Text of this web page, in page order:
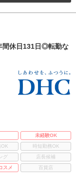
間休日131日◎転勤な
未経験OK
OK
時短勤務OK
グ
店長候補
スメ 百貨店